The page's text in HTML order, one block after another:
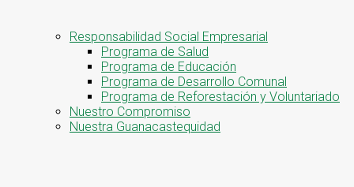
Responsabilidad Social Empresarial
Programa de Salud
Programa de Educación
Programa de Desarrollo Comunal
Programa de Reforestación y Voluntariado
Nuestro Compromiso
Nuestra Guanacastequidad